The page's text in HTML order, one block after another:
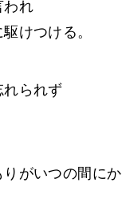
われ
けつける。
られず
がいつの間にか